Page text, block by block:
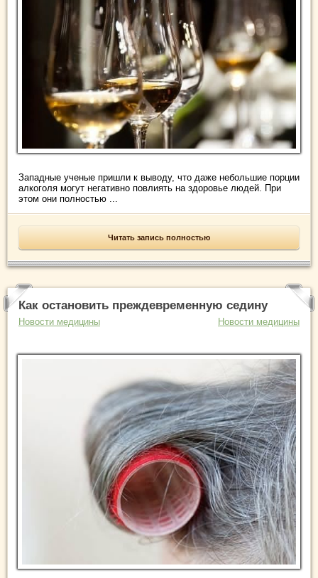
Западные ученые пришли к выводу, что даже небольшие порции
алкоголя могут негативно повлиять на здоровье людей. При
этом они полностью ...
Читать запись полностью
Как остановить преждевременную седину
Новости медицины Новости медицины